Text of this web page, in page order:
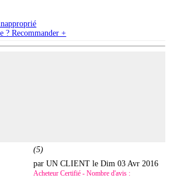
? Recommander +
(5)
par UN CLIENT leDim 03 Avr 2016
Acheteur Certifié - Nombre d'avis :